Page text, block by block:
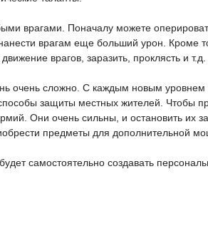
врагами. Поначалу можете
врагам еще больший урон. Кроме
врагов, заразить, проклясть и т.д.
сложно. С каждым новым уровнем
защиты местных жителей. Чтобы
Они очень сильны, и остановить их
предметы для дополнительной
самостоятельно создавать